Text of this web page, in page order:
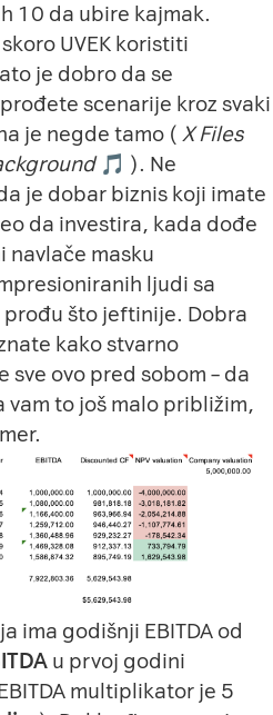
10 da ubire kajmak.
UVEK koristiti
je dobro da se
scenarije kroz svaki
je negde tamo ( X Files
🎵 ). Ne
je dobar biznis koji imate
da investira, kada dođe
navlače masku
ljudi sa
što jeftinije. Dobra
kako stvarno
sve ovo pred sobom – da
to još malo približim,
ima godišnji EBITDA od
u prvoj godini
multiplikator je 5